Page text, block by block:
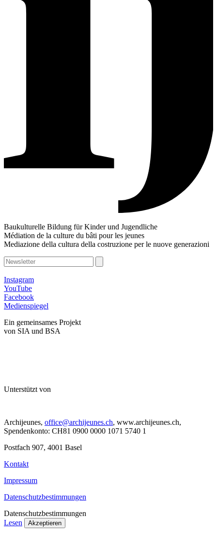
Baukulturelle Bildung für Kinder und Jugendliche
Médiation de la culture du bâti pour les jeunes
Mediazione della cultura della costruzione per le nuove generazioni
Instagram
YouTube
Facebook
Medienspiegel
Ein gemeinsames Projekt
von SIA und BSA
Unterstützt von
Archijeunes, office@archijeunes.ch, www.archijeunes.ch,
Spendenkonto: CH81 0900 0000 1071 5740 1
Postfach 907, 4001 Basel
Kontakt
Impressum
Datenschutzbestimmungen
Datenschutzbestimmungen
Lesen
Akzeptieren